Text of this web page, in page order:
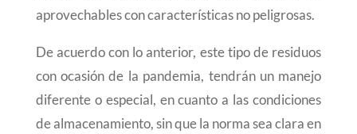
aprovechables con características no peligrosas.
De acuerdo con lo anterior, este tipo de residuos
con ocasión de la pandemia, tendrán un manejo
diferente o especial, en cuanto a las condiciones
de almacenamiento, sin que la norma sea clara en